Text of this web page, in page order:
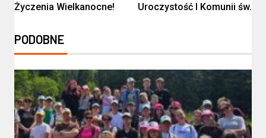
Życzenia Wielkanocne!
Uroczystość I Komunii św.
PODOBNE